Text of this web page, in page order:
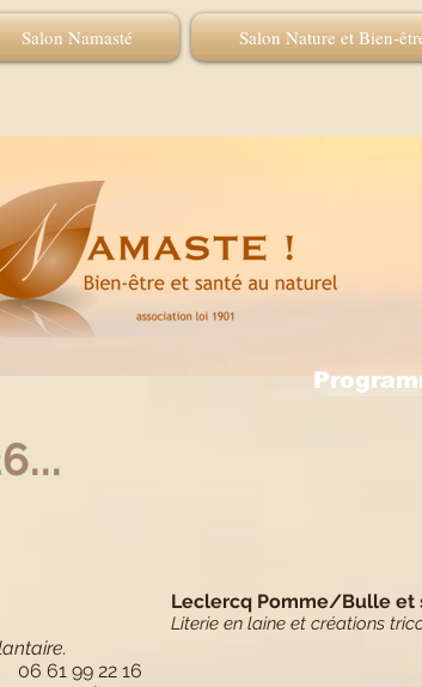
Salon Namasté Salon Nature et Bien-
06 61 99 22 16
Leclercq Pomme/Bulle et
Literie en laine et créations